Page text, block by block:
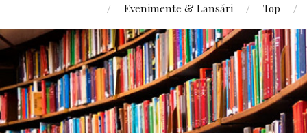
Evenimente & Lansări Top